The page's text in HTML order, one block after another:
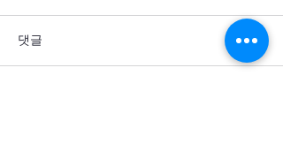
댓글